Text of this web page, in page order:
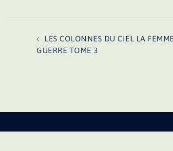
d’article
LES COLONNES DU CIEL LA
GUERRE TOME 3